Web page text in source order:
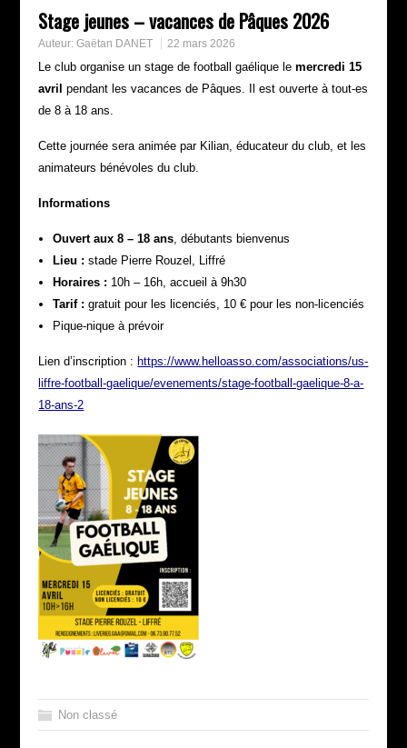
Stage jeunes – vacances de Pâques 2026
Auteur:Gaëtan DANET 22 mars 2026
Le club organise un stage de football gaélique lemercredi 15
avril pendant les vacances de Pâques. Il est ouverte à tout-es
de 8 à 18 ans.
Cette journée sera animée par Kilian, éducateur du club, et les
animateurs bénévoles du club.
Informations
Ouvert aux 8 – 18 ans, débutants bienvenus
Lieu : stade Pierre Rouzel, Liffré
Horaires : 10h – 16h, accueil à 9h30
Tarif : gratuit pour les licenciés, 10 € pour les non-licenciés
Pique-nique à prévoir
Lien d’inscription : https://www.helloasso.com/associations/us-
liffre-football-gaelique/evenements/stage-football-gaelique-8-a-
18-ans-2
Non classé